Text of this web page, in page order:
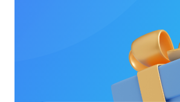
Микроволновые печи